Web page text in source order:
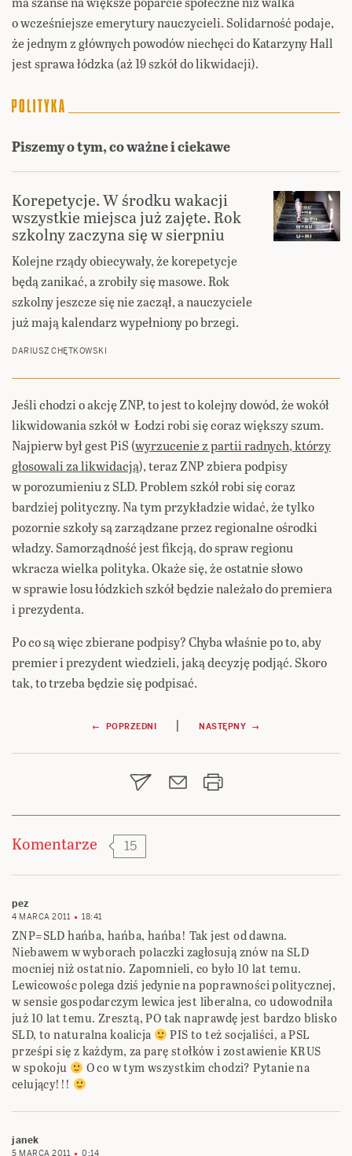
o wcześniejsze emerytury nauczycieli. Solidarność podaje,
że jednym z głównych powodów niechęci do Katarzyny Hall
jest sprawa łódzka (aż 19 szkół do likwidacji).
Piszemy o tym, co ważne i ciekawe
Korepetycje. W środku wakacji
wszystkie miejsca już zajęte. Rok
szkolny zaczyna się w sierpniu
Kolejne rządy obiecywały, że korepetycje
będą zanikać, a zrobiły się masowe. Rok
szkolny jeszcze się nie zaczął, a nauczyciele
już mają kalendarz wypełniony po brzegi.
DARIUSZ CHĘTKOWSKI
Jeśli chodzi o akcję ZNP, to jest to kolejny dowód, że wokół
likwidowania szkół w Łodzi robi się coraz większy szum.
Najpierw był gest PiS (wyrzucenie z partii radnych, którzy
głosowali za likwidacją), teraz ZNP zbiera podpisy
w porozumieniu z SLD. Problem szkół robi się coraz
bardziej polityczny. Na tym przykładzie widać, że tylko
pozornie szkoły są zarządzane przez regionalne ośrodki
władzy. Samorządność jest fikcją, do spraw regionu
wkracza wielka polityka. Okaże się, że ostatnie słowo
w sprawie losu łódzkich szkół będzie należało do premiera
i prezydenta.
Po co są więc zbierane podpisy? Chyba właśnie po to, aby
premier i prezydent wiedzieli, jaką decyzję podjąć. Skoro
tak, to trzeba będzie się podpisać.
Nawigacja
wpisu
← POPRZEDNI | NASTĘPNY →
Komentarze 15
pez
4 MARCA 2011 18:41
ZNP=SLD hańba, hańba, hańba! Tak jest od dawna.
Niebawem w wyborach polaczki zagłosują znów na SLD
mocniej niż ostatnio. Zapomnieli, co było 10 lat temu.
Lewicowośc polega dziś jedynie na poprawności politycznej,
w sensie gospodarczym lewica jest liberalna, co udowodniła
już 10 lat temu. Zresztą, PO tak naprawdę jest bardzo blisko
SLD, to naturalna koalicja
PIS to też socjaliści, a PSL
prześpi się z każdym, za parę stołków i zostawienie KRUS
w spokoju
O co w tym wszystkim chodzi? Pytanie na
celujący!!!
janek
5 MARCA 2011 0:14